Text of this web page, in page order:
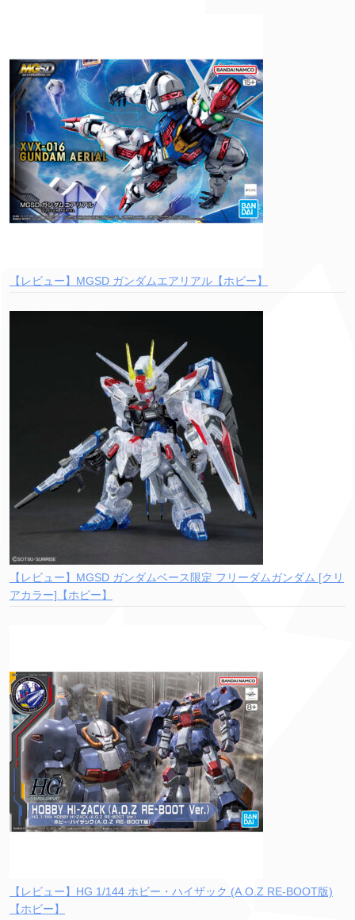
【レビュー】MGSD ガンダムエアリアル【ホビー】
【レビュー】MGSD ガンダムベース限定 フリーダムガンダム [クリ
アカラー]【ホビー】
【レビュー】HG 1/144 ホビー・ハイザック (A.O.Z RE-BOOT版)
【ホビー】